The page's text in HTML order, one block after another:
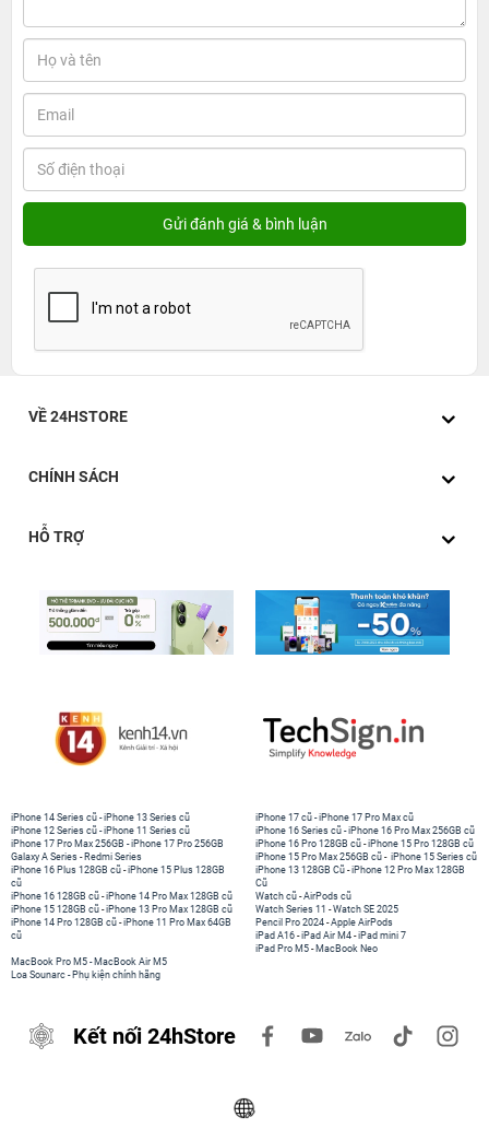
VỀ 24HSTORE
CHÍNH SÁCH
HỖ TRỢ
iPhone 14 Series cũ -iPhone 13 Series cũ
iPhone 12 Series cũ -iPhone 11 Series cũ
iPhone 17 Pro Max 256GB -iPhone 17 Pro 256GB
Galaxy A Series - Redmi Series
iPhone 17 cũ -iPhone 17 Pro Max cũ
iPhone 16 Series cũ - iPhone 16 Pro Max 256GB cũ
iPhone 16 Pro 128GB cũ -iPhone 15 Pro 128GB cũ
iPhone 15 Pro Max 256GB cũ - iPhone 15 Series cũ
iPhone 16 Plus 128GB cũ -iPhone 15 Plus 128GB
cũ
iPhone 16 128GB cũ -iPhone 14 Pro Max 128GB cũ
iPhone 15 128GB cũ -iPhone 13 Pro Max 128GB cũ
iPhone 14 Pro 128GB cũ -iPhone 11 Pro Max 64GB
cũ
iPhone 13 128GB Cũ -iPhone 12 Pro Max 128GB
Cũ
Watch cũ -AirPods cũ
Watch Series 11 -Watch SE 2025
Pencil Pro 2024 -Apple AirPods
iPad A16 -iPad Air M4 -iPad mini 7
iPad Pro M5 - MacBook Neo
MacBook Pro M5 - MacBook Air M5
Loa Sounarc - Phụ kiện chính hãng
Kết nối 24hStore